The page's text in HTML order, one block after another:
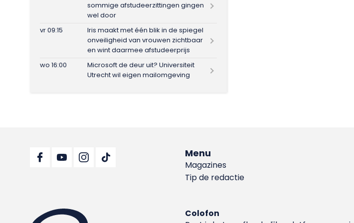
sommige afstudeerzittingen gingen
wel door
vr 09:15
Iris maakt met één blik in de spiegel
onveiligheid van vrouwen zichtbaar
en wint daarmee afstudeerprijs
wo 16:00
Microsoft de deur uit? Universiteit
Utrecht wil eigen mailomgeving
Menu
Magazines
Tip de redactie
Colofon